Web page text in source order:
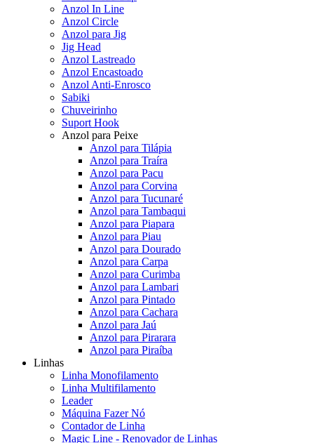
Anzol In Line
Anzol Circle
Anzol para Jig
Jig Head
Anzol Lastreado
Anzol Encastoado
Anzol Anti-Enrosco
Sabiki
Chuveirinho
Suport Hook
Anzol para Peixe
Anzol para Tilápia
Anzol para Traíra
Anzol para Pacu
Anzol para Corvina
Anzol para Tucunaré
Anzol para Tambaqui
Anzol para Piapara
Anzol para Piau
Anzol para Dourado
Anzol para Carpa
Anzol para Curimba
Anzol para Lambari
Anzol para Pintado
Anzol para Cachara
Anzol para Jaú
Anzol para Pirarara
Anzol para Piraíba
Linhas
Linha Monofilamento
Linha Multifilamento
Leader
Máquina Fazer Nó
Contador de Linha
Magic Line - Renovador de Linhas